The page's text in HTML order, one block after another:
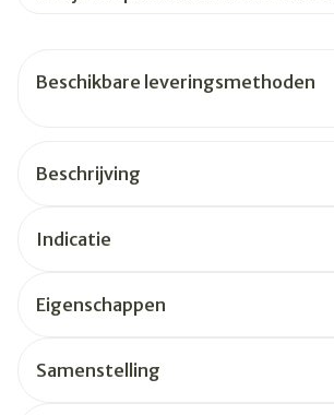
Beschikbare leveringsmethoden
Beschrijving
Indicatie
Eigenschappen
Samenstelling